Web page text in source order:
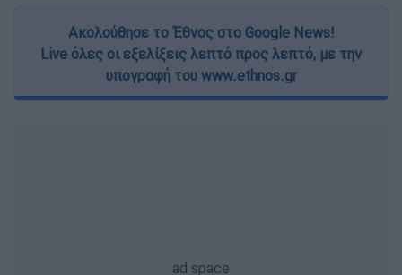
Ακολούθησε το Έθνος στο Google News!
Live όλες οι εξελίξεις λεπτό προς λεπτό, με την
υπογραφή του www.ethnos.gr